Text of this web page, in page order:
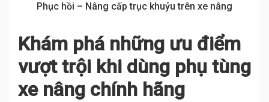
Phục hồi – Nâng cấp trục khuỷu trên xe nâng
Khám phá những ưu điểm
vượt trội khi dùng phụ tùng
xe nâng chính hãng